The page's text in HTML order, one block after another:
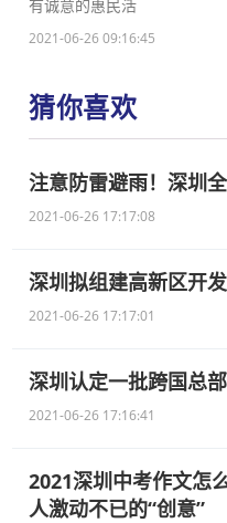
有诚意的惠民活
2021-06-26 09:16:45
猜你喜欢
注意防雷避雨！深圳
2021-06-26 17:17:08
深圳拟组建高新区开
2021-06-26 17:17:01
深圳认定一批跨国总
2021-06-26 17:16:41
2021深圳中考作文怎
人激动不已的“创意”